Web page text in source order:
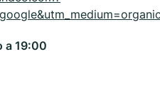
a 19:00